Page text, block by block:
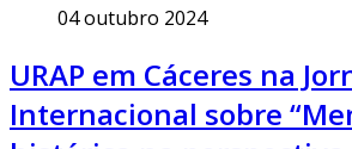
04 outubro 2024
URAP em Cáceres na
Internacional sobre